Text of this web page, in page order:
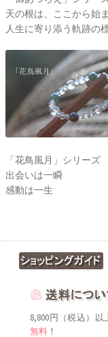
天の根は、ここから始
人生に寄り添う軌跡の
「花鳥風月」シリーズ
出会いは一瞬
感動は一生
8,800円（税込）
無料 ！